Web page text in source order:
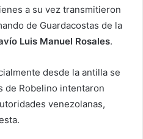
a su vez transmitieron
de Guardacostas de la
Luis Manuel Rosales.
desde la antilla se
de Robelino intentaron
venezolanas,